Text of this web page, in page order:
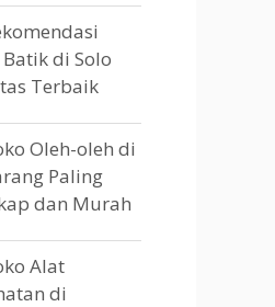
di Solo
Terbaik
Oleh-oleh di
Paling
dan Murah
Alat
di